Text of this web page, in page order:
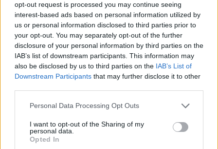
opt-out request is processed you may continue seeing
interest-based ads based on personal information utilized by
us or personal information disclosed to third parties prior to
your opt-out. You may separately opt-out of the further
disclosure of your personal information by third parties on the
IAB’s list of downstream participants. This information may
also be disclosed by us to third parties on the IAB’s List of
Downstream Participants that may further disclose it to other
Please note that this website/app uses one or more Google
not limited to your visit or usage behaviour. You may click to
grant or deny consent to Google and its third-party tags to
use your data for below specified purposes in below Google
Personal Data Processing Opt Outs
I want to opt-out of the Sharing of my
personal data.
Opted In
Αναγνώριση και σεβασμός
οι σημαντικότερες νίκες του
Α.Ο. Θήρας